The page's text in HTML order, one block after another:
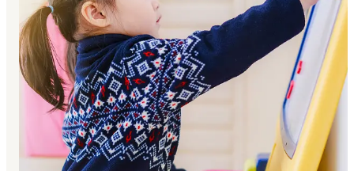
地域から探す
マイページ
閲覧履歴
お気に入り